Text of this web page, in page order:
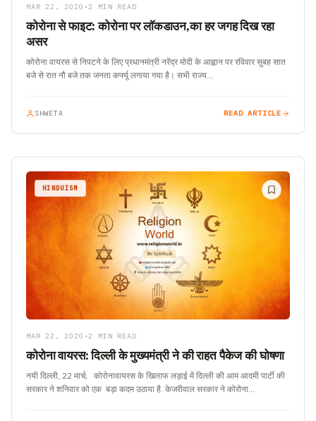
MAR 22, 2020 •2 MIN READ
कोरोना से फाइट: कोरोना पर लॉकडाउन,का हर जगह दिख रहा
असर
कोरोना वायरस से निपटने के लिए प्रधानमंत्री नरेंद्र मोदी के आह्वान पर रविवार सुबह सात
बजे से रात नौ बजे तक जनता कर्फ्यू लगाया गया है। सभी राज्य…
SHWETA READ ARTICLE
HINDUISM
MAR 22, 2020 •2 MIN READ
कोरोना वायरस: दिल्ली के मुख्यमंत्री ने की राहत पैकेज की घोषणा
नयी दिल्ली, 22 मार्च; कोरोनावायरस के खिलाफ लड़ाई में दिल्ली की आम आदमी पार्टी की
सरकार ने शनिवार को एक बड़ा कदम उठाया है. केजरीवाल सरकार ने कोरोना…